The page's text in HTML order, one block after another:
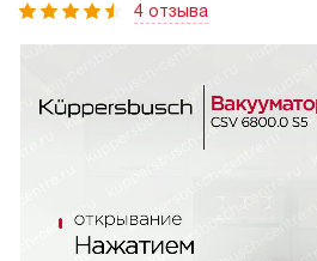
4 отзыва